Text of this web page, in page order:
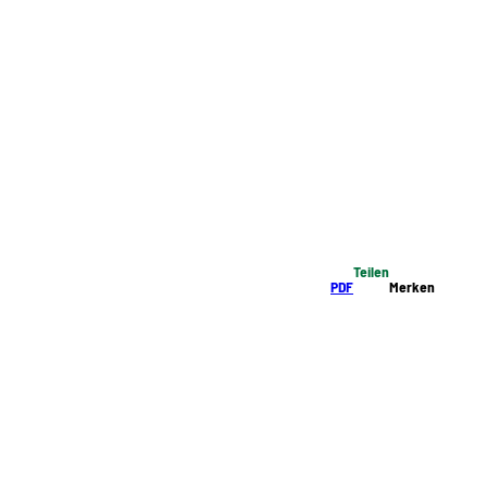
PDF
Teilen
Merken